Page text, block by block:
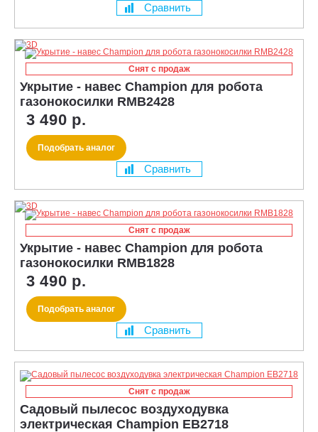
Сравнить
Снят с продаж
Укрытие - навес Champion для робота
газонокосилки RMB2428
3 490 р.
Подобрать аналог
Сравнить
Снят с продаж
Укрытие - навес Champion для робота
газонокосилки RMB1828
3 490 р.
Подобрать аналог
Сравнить
Снят с продаж
Садовый пылесос воздуходувка
электрическая Champion EB2718